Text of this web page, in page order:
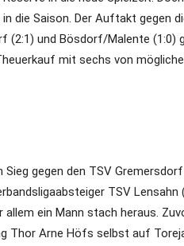
die Saison. Der Auftakt gegen
(2:1) und Bösdorf/Malente (1:0)
mit sechs von
gegen den TSV
TSV Lensahn
ein Mann stach heraus.
Thor Arne Höfs selbst auf